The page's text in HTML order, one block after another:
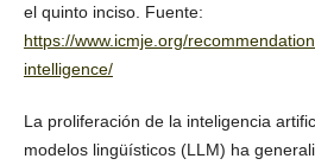
el quinto inciso. Fuente:
https://www.icmje.org/
intelligence/
La proliferación de la inteligencia
modelos lingüísticos (LLM) ha